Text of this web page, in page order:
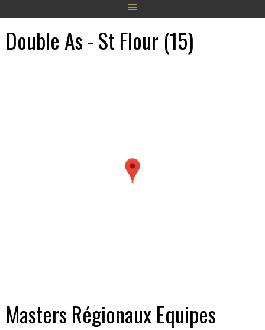
Double As - St Flour (15)
Masters Régionaux Equipes